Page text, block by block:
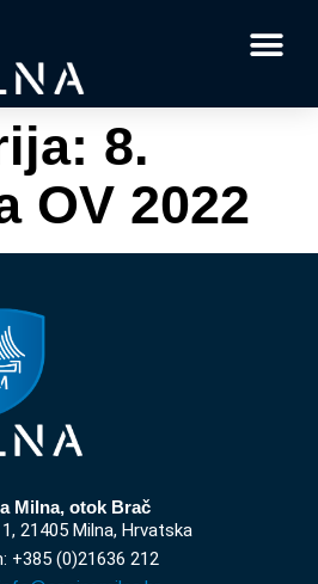
8.
OV 2022
Milna, otok Brač
21405 Milna, Hrvatska
+385 (0)21636 212